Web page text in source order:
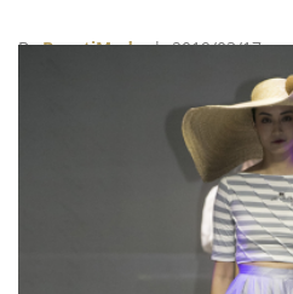
品；台南市政府與設計雜誌
設計週推出名為《遇見米
TAIWAN）的展覽。
ByBeautiMode| 2019/03/17